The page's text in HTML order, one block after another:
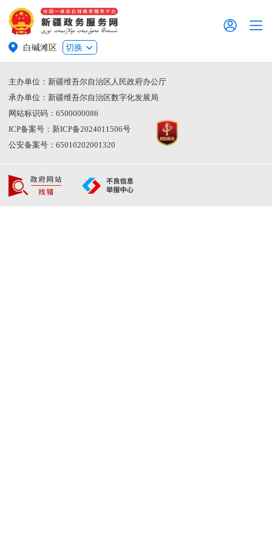
白碱滩区 切换
主办单位：新疆维吾尔自治区人民政府办公厅
承办单位：新疆维吾尔自治区数字化发展局
网站标识码：6500000086
ICP备案号：新ICP备2024011506号
公安备案号：65010202001320